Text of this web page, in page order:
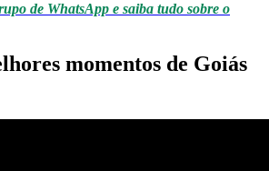
de WhatsApp e saiba tudo sobre o
momentos de Goiás